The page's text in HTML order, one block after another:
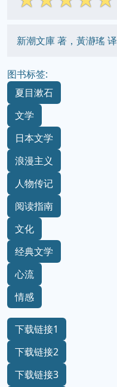
新潮文庫 著，黃瀞瑤 译
图书标签:
夏目漱石
文学
日本文学
浪漫主义
人物传记
阅读指南
文化
经典文学
心流
情感
下载链接1
下载链接2
下载链接3